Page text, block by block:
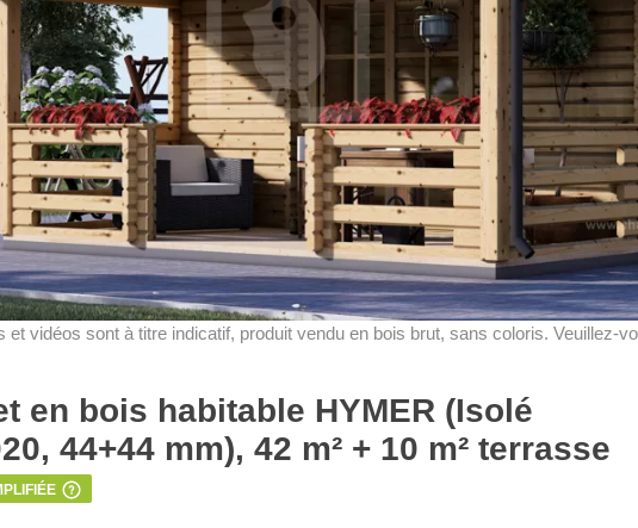
et vidéos sont à titre indicatif, produit vendu en bois brut, sans coloris. Veuillez-
en bois habitable HYMER (Isolé
44+44 mm), 42 m² + 10 m² terrasse